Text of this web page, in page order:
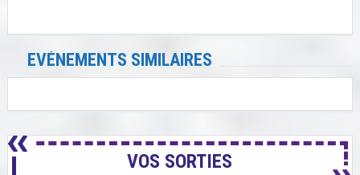
EVÉNEMENTS SIMILAIRES
VOS SORTIES